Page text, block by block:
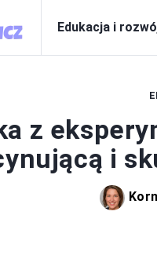
Edukacja i
z
i